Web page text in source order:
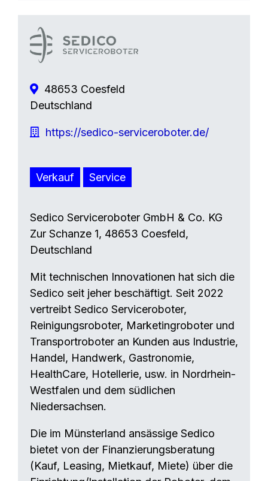
48653 Coesfeld
Deutschland
https://sedico-serviceroboter.de/
Verkauf Service
Sedico Serviceroboter GmbH & Co. KG
Zur Schanze 1, 48653 Coesfeld,
Deutschland
Mit technischen Innovationen hat sich die
Sedico seit jeher beschäftigt. Seit 2022
vertreibt Sedico Serviceroboter,
Reinigungsroboter, Marketingroboter und
Transportroboter an Kunden aus Industrie,
Handel, Handwerk, Gastronomie,
HealthCare, Hotellerie, usw. in Nordrhein-
Westfalen und dem südlichen
Niedersachsen.
Die im Münsterland ansässige Sedico
bietet von der Finanzierungsberatung
(Kauf, Leasing, Mietkauf, Miete) über die